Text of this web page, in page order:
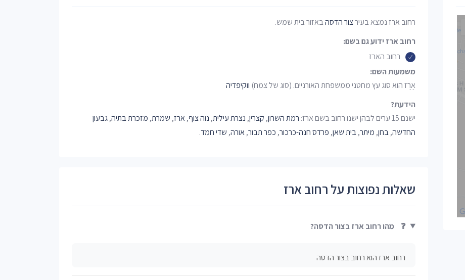
רחוב ארז נמצא בעירצור הדסהבאזור בית שמש.
רחוב ארז ידוע גם בשם:
רחוב הארז
משמעות השם:
אֶרֶז הוא סוג עץ מחטני ממשפחת האורניים. (סוג של צמח) ווקיפדיה
הידעת?
ישנם 15 ערים לבהן ישנו רחוב בשם ארז:
רמת השרון, קצרין, נצרת עילית, נוה צוף,ארז, שמרת, מזכרת בתיה,גבעון
החדשה,בחן, מיתר,בית שאן, פרדס חנה-כרכור, כפר תבור,אורה, שדי חמד.
שאלות נפוצות על רחוב ארז
❓ מהו רחוב ארז בצור הדסה?
רחוב ארז הוא רחוב בצור הדסה